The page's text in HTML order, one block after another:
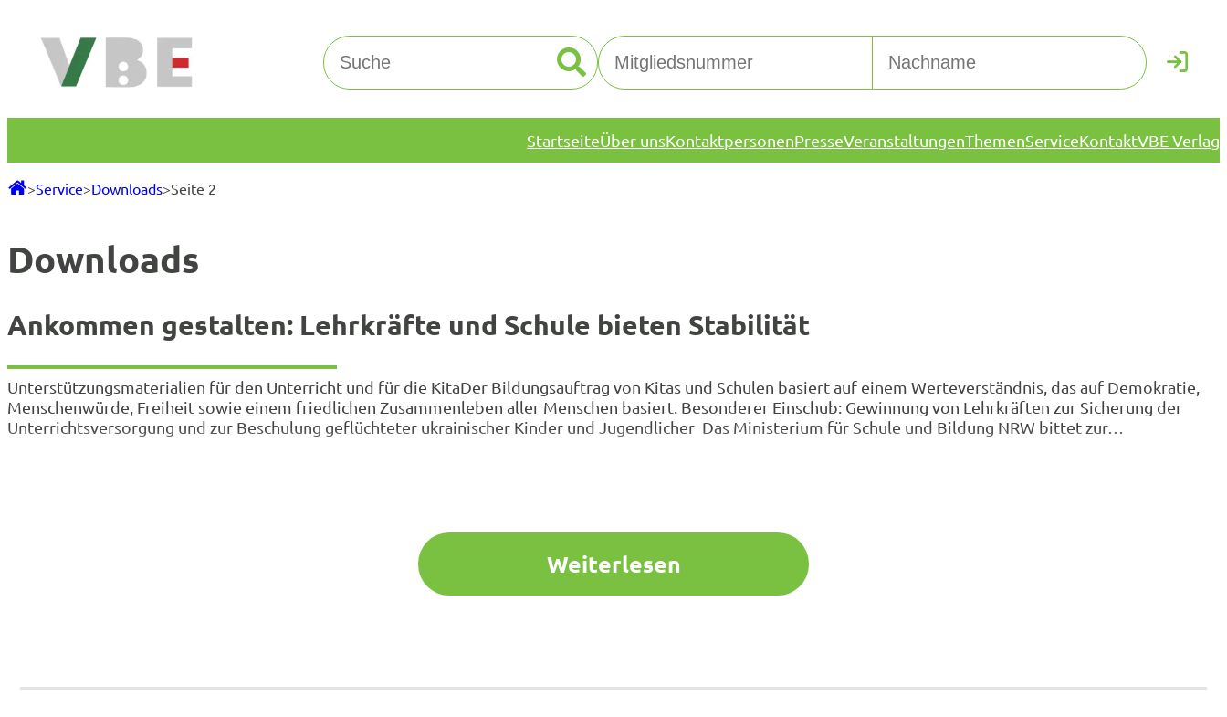
Inhalt
springen
Suchen
StartseiteÜber unsKontaktpersonenPresseVeranstaltungenThemenServiceKontaktVBE Verlag
>Service>Downloads>Seite 2
Downloads
Ankommen gestalten: Lehrkräfte und Schule bieten Stabilität
Unterstützungsmaterialien für den Unterricht und für die KitaDer Bildungsauftrag von Kitas und Schulen basiert auf einem Werteverständnis, das auf Demokratie,
Menschenwürde, Freiheit sowie einem friedlichen Zusammenleben aller Menschen basiert. Besonderer Einschub: Gewinnung von Lehrkräften zur Sicherung der
Unterrichtsversorgung und zur Beschulung geflüchteter ukrainischer Kinder und Jugendlicher Das Ministerium für Schule und Bildung NRW bittet zur…
Weiterlesen